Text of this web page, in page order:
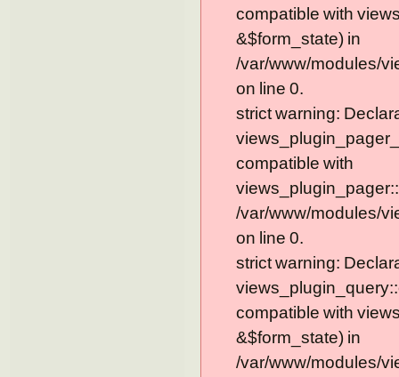
compatible with
&$form_state) in
/var/www/modules/
on line 0.
strict warning:
compatible with
/var/www/modules/
on line 0.
strict warning:
compatible with
&$form_state) in
/var/www/modules/